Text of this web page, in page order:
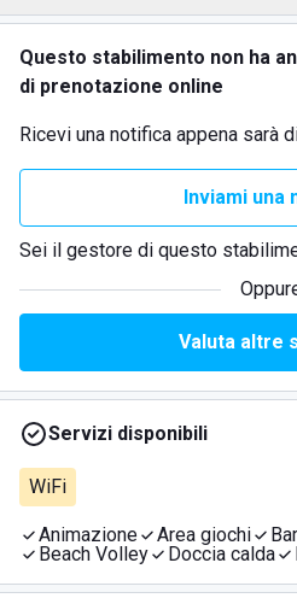
Questo stabilimento non ha
di prenotazione online
Ricevi una notifica appena sarà
Inviami una
Sei il gestore di questo
Valuta altre
Servizi disponibili
WiFi
Animazione Area giochi Bar
Beach Volley
Doccia calda